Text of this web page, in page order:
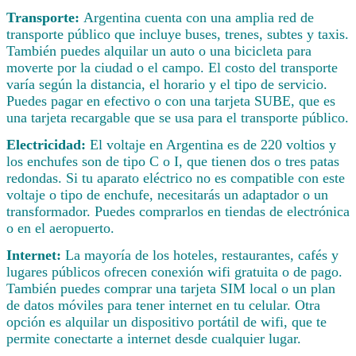
Transporte: Argentina cuenta con una amplia red de
transporte público que incluye buses, trenes, subtes y taxis.
También puedes alquilar un auto o una bicicleta para
moverte por la ciudad o el campo. El costo del transporte
varía según la distancia, el horario y el tipo de servicio.
Puedes pagar en efectivo o con una tarjeta SUBE, que es
una tarjeta recargable que se usa para el transporte público.
Electricidad: El voltaje en Argentina es de 220 voltios y
los enchufes son de tipo C o I, que tienen dos o tres patas
redondas. Si tu aparato eléctrico no es compatible con este
voltaje o tipo de enchufe, necesitarás un adaptador o un
transformador. Puedes comprarlos en tiendas de electrónica
o en el aeropuerto.
Internet: La mayoría de los hoteles, restaurantes, cafés y
lugares públicos ofrecen conexión wifi gratuita o de pago.
También puedes comprar una tarjeta SIM local o un plan
de datos móviles para tener internet en tu celular. Otra
opción es alquilar un dispositivo portátil de wifi, que te
permite conectarte a internet desde cualquier lugar.